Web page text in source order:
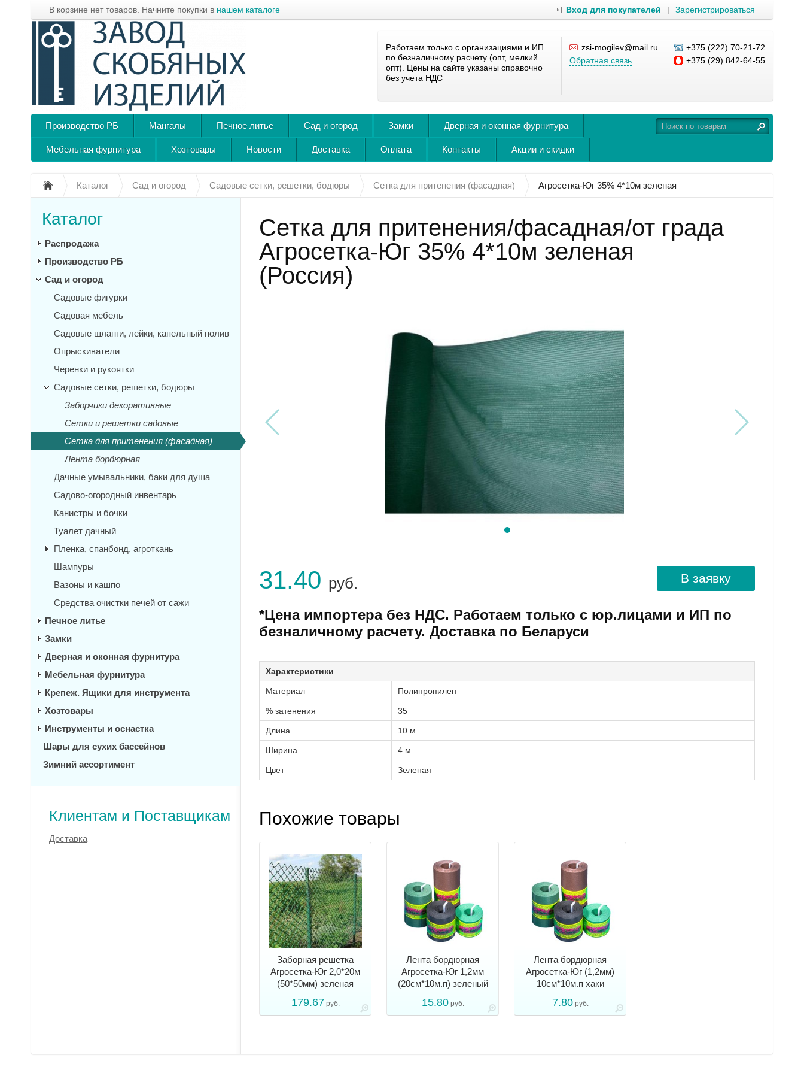
В корзине нет товаров. Начните покупки в нашем каталоге Вход для покупателей | Зарегистрироваться
Работаем только с организациями и ИП
по безналичному расчету (опт, мелкий
опт). Цены на сайте указаны справочно
без учета НДС
zsi-mogilev@mail.ru
Обратная связь
+375 (222) 70-21-72
+375 (29) 842-64-55
Производство РБ Мангалы Печное литье Сад и огород Замки Дверная и оконная фурнитура
Мебельная фурнитура Хозтовары Новости Доставка Оплата Контакты Акции и скидки
Каталог Сад и огород Садовые сетки, решетки, бодюры Сетка для притенения (фасадная) Агросетка-Юг 35% 4*10м зеленая
Сетка для притенения/фасадная/от града
Агросетка-Юг 35% 4*10м зеленая
(Россия)
31.40 руб. В заявку
*Цена импортера без НДС. Работаем только с юр.лицами и ИП по
безналичному расчету. Доставка по Беларуси
Характеристики
Материал Полипропилен
% затенения 35
Длина 10 м
Ширина 4 м
Цвет Зеленая
Похожие товары
Заборная решетка
Агросетка-Юг 2,0*20м
(50*50мм) зеленая
179.67 руб.
Лента бордюрная
Агросетка-Юг 1,2мм
(20см*10м.п) зеленый
15.80руб.
Лента бордюрная
Агросетка-Юг (1,2мм)
10см*10м.п хаки
7.80руб.
Каталог
Распродажа
Производство РБ
Сад и огород
Садовые фигурки
Садовая мебель
Садовые шланги, лейки, капельный полив
Опрыскиватели
Черенки и рукоятки
Садовые сетки, решетки, бодюры
Заборчики декоративные
Сетки и решетки садовые
Сетка для притенения (фасадная)
Лента бордюрная
Дачные умывальники, баки для душа
Садово-огородный инвентарь
Канистры и бочки
Туалет дачный
Пленка, спанбонд, агроткань
Шампуры
Вазоны и кашпо
Средства очистки печей от сажи
Печное литье
Замки
Дверная и оконная фурнитура
Мебельная фурнитура
Крепеж. Ящики для инструмента
Хозтовары
Инструменты и оснастка
Шары для сухих бассейнов
Зимний ассортимент
Клиентам и Поставщикам
Доставка